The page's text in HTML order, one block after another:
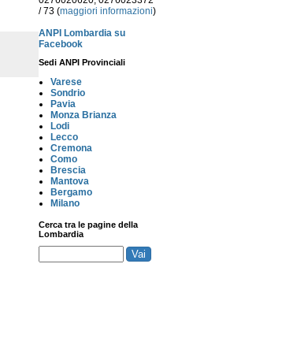
/ 73 (maggiori informazioni)
ANPI Lombardia su
Facebook
Sedi ANPI Provinciali
Varese
Sondrio
Pavia
Monza Brianza
Lodi
Lecco
Cremona
Como
Brescia
Mantova
Bergamo
Milano
Cerca tra le pagine della
Lombardia